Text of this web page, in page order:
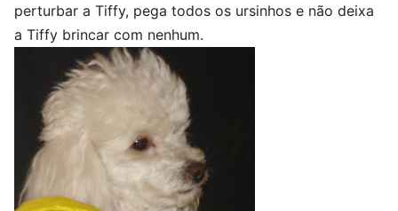
perturbar a Tiffy, pega todos os ursinhos e não deixa
a Tiffy brincar com nenhum.